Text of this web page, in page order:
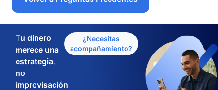
Tu dinero
merece una
estrategia,
no
improvisación
¿Necesitas
acompañamiento?